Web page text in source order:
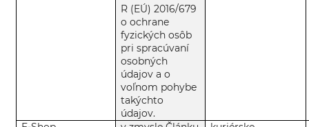
R (EÚ) 2016/679
o ochrane
fyzických osôb
pri spracúvaní
osobných
údajov a o
voľnom pohybe
takýchto
údajov.